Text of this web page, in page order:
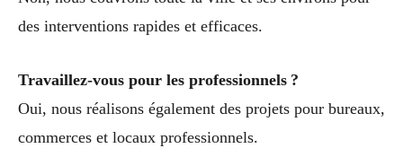
des interventions rapides et efficaces.
Travaillez-vous pour les professionnels ?
Oui, nous réalisons également des projets pour bureaux,
commerces et locaux professionnels.